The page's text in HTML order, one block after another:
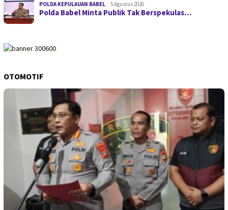
POLDA KEPULAUAN BABEL 5 Agustus 2026
Polda Babel Minta Publik Tak Berspekulas…
OTOMOTIF